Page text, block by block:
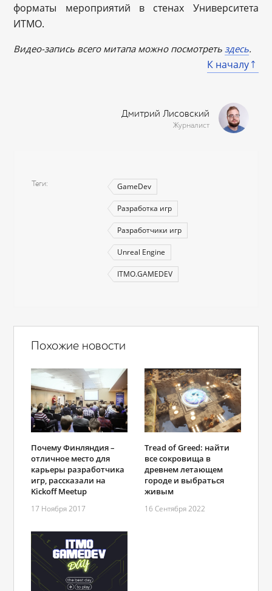
форматы мероприятий в стенах Университета
ИТМО.
Видео-запись всего митапа можно посмотреть здесь.
К началу
Дмитрий Лисовский
Журналист
Теги GameDev
Разработка игр
Разработчики игр
Unreal Engine
ITMO.GAMEDEV
Похожие новости
Почему Финляндия –
отличное место для
карьеры разработчика
игр, рассказали на
Kickoff Meetup
17 Ноября 2017
Tread of Greed: найти
все сокровища в
древнем летающем
городе и выбраться
живым
16 Сентября 2022